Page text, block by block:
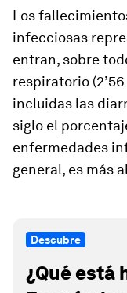
Los
infecciosas
entran, sobre
respiratorio
incluidas las
siglo el
enfermedades
general, es más
Descubre
¿Qué está